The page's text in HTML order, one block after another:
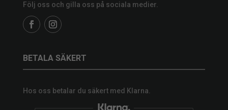
Följ oss och gilla oss på sociala medier.
BETALA SÄKERT
Hos oss betalar du säkert med Klarna.